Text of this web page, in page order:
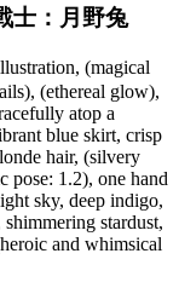
士：月野兔
(magical
(ethereal glow),
atop a
blue skirt, crisp
hair, (silvery
pose: 1.2), one hand
sky, deep indigo,
stardust,
and whimsical